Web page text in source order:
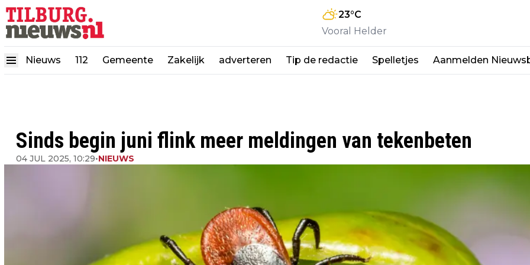
23°C
Vooral Helder
Nieuws 112 Gemeente Zakelijk adverteren Tip de redactie Spelletjes Aanmelden
Sinds begin juni flink meer meldingen van tekenbeten
04 JUL 2025, 10:29•NIEUWS